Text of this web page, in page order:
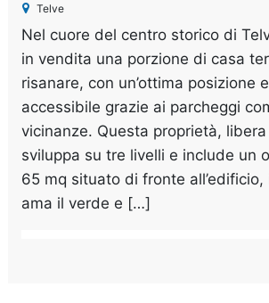
Telve
Nel cuore del centro storico di
in vendita una porzione di casa
risanare, con un’ottima posizione
accessibile grazie ai parcheggi
vicinanze. Questa proprietà,
sviluppa su tre livelli e include un
65 mq situato di fronte
ama il verde e […]